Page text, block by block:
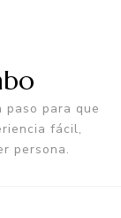
paso para que
fácil,
persona.